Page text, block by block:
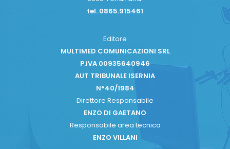
tel. 0865.915461
Editore
MULTIMED COMUNICAZIONI SRL
P.iVA 00935640946
AUT TRIBUNALE ISERNIA
N°40/1984
Direttore Responsabile
ENZO DI GAETANO
Responsabile area tecnica
ENZO VILLANI